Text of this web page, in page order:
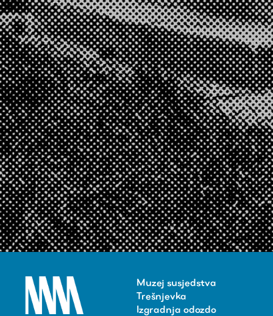
Muzej susjedstva
Trešnjevka
Izgradnja odozdo